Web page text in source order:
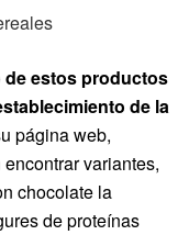
estos productos
de la
página web,
variantes,
chocolate la
de proteínas